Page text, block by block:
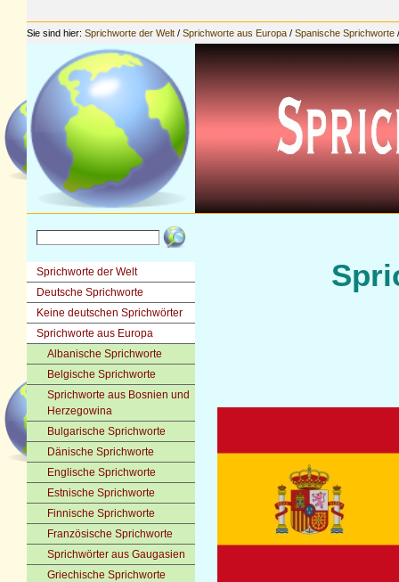
Sie sind hier: Sprichworte der Welt / Sprichworte aus Europa / Spanische Sprichworte /
Sprichworte der Welt
Deutsche Sprichworte
Keine deutschen Sprichwörter
Sprichworte aus Europa
Albanische Sprichworte
Belgische Sprichworte
Sprichworte aus Bosnien und
Herzegowina
Bulgarische Sprichworte
Dänische Sprichworte
Englische Sprichworte
Estnische Sprichworte
Finnische Sprichworte
Französische Sprichworte
Sprichwörter aus Gaugasien
Griechische Sprichworte